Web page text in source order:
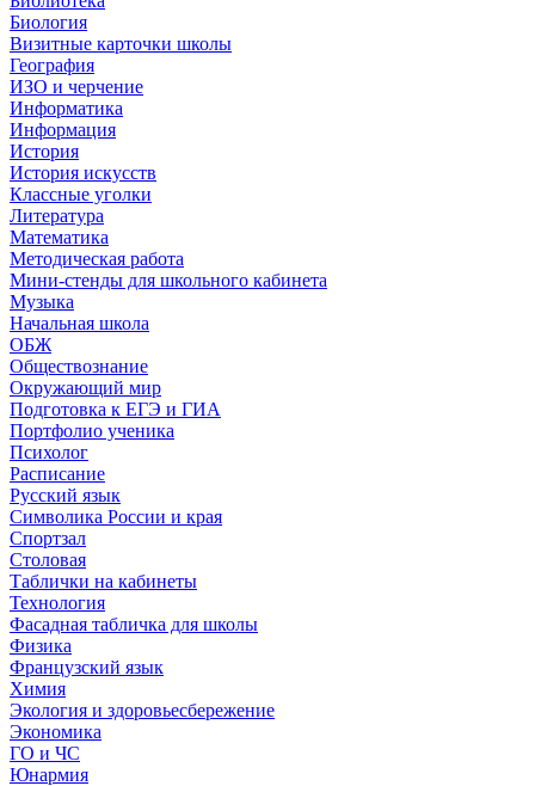
Биология
Визитные карточки школы
География
ИЗО и черчение
Информатика
Информация
История
История искусств
Классные уголки
Литература
Математика
Методическая работа
Мини-стенды для школьного кабинета
Музыка
Начальная школа
ОБЖ
Обществознание
Окружающий мир
Подготовка к ЕГЭ и ГИА
Портфолио ученика
Психолог
Расписание
Русский язык
Символика России и края
Спортзал
Столовая
Таблички на кабинеты
Технология
Фасадная табличка для школы
Физика
Французский язык
Химия
Экология и здоровьесбережение
Экономика
ГО и ЧС
Юнармия